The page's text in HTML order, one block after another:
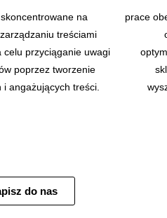
skoncentrowane na
treściami
celu przyciąganie uwagi
poprzez tworzenie
i angażujących treści.
prace
do nas